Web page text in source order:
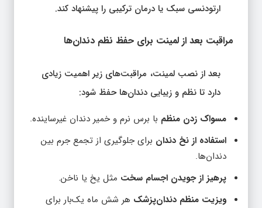
ارتودنسی سبک یا درمان ترکیبی را پیشنهاد کند.
مراقبت بعد از لمینت برای حفظ نظم دندان‌ها
بعد از نصب لمینت، مراقبت‌های زیر اهمیت زیادی
دارد تا نظم و زیبایی دندان‌ها حفظ شود:
مسواک زدن منظم با برس نرم و خمیر دندان غیرساینده.
استفاده از نخ دندان برای جلوگیری از تجمع جرم بین
دندان‌ها.
پرهیز از جویدن اجسام سخت مثل یخ یا ناخن.
ویزیت منظم دندان‌پزشک هر شش ماه یک‌بار برای